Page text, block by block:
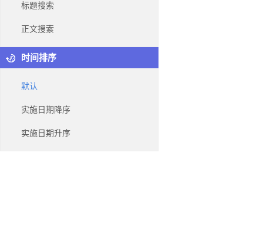
标题搜索
正文搜索
时间排序
默认
实施日期降序
实施日期升序